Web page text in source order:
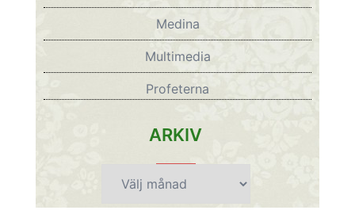
Medina
Multimedia
Profeterna
ARKIV